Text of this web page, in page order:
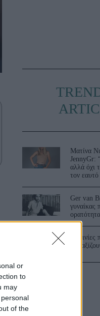
or
to
may
of the
Ματίνα
JennyGr:
αλλά όχι
τον
Ger van
γυναίκας
3
και